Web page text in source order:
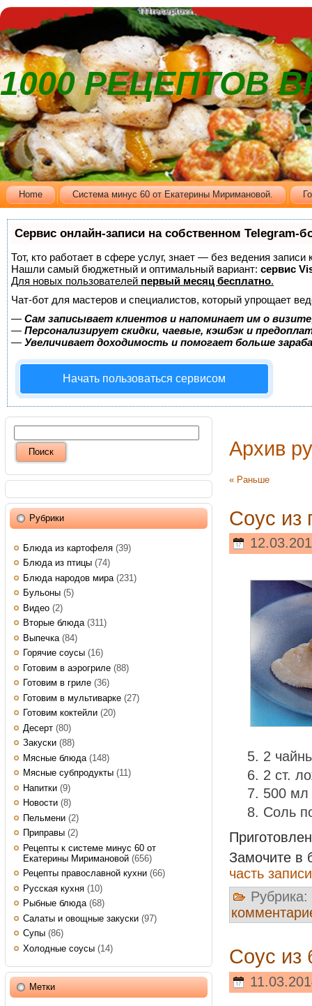
1000 РЕЦЕПТОВ
Home Cистема минус 60 от Екатерины Миримановой.
Сервис онлайн-записи на собственном Telegram-
Тот, кто работает в сфере услуг, знает — без ведения
Нашли самый бюджетный и оптимальный вариант: сервис
Для новых пользователей первый месяц бесплатно.
Чат-бот для мастеров и специалистов, который упрощает
— Сам записывает клиентов и напоминает им о
— Персонализирует скидки, чаевые, кэшбэк и
— Увеличивает доходимость и помогает больше
Начать пользоваться сервисом
Рубрики
Блюда из картофеля (39)
Блюда из птицы (74)
Блюда народов мира (231)
Бульоны (5)
Видео (2)
Вторые блюда(311)
Выпечка (84)
Горячие соусы (16)
Готовим в аэрогриле (88)
Готовим в гриле (36)
Готовим в мультиварке (27)
Готовим коктейли (20)
Десерт (80)
Закуски (88)
Мясные блюда (148)
Мясные субпродукты (11)
Напитки (9)
Новости (8)
Пельмени (2)
Приправы (2)
Рецепты к системе минус 60 от
Екатерины Миримановой (656)
Рецепты православной кухни (66)
Русская кухня (10)
Рыбные блюда(68)
Салаты и овощные закуски (97)
Супы (86)
Холодные соусы (14)
Метки
Архив
« Раньше
Соус из
2
2 ст.
500 мл
Соль
Замочите в
часть
Рубрика:
Соус из